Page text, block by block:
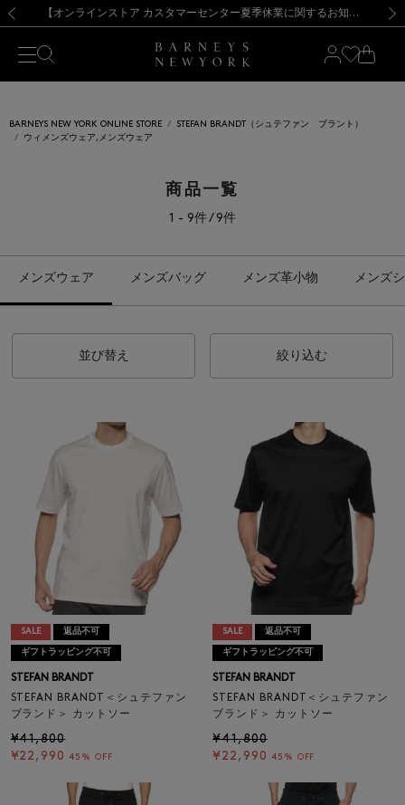
新規登録のお客様も対象！＜MY BARNEYS＞会員のお客様は11,000円（税込）以上のお買上げで常時送料無料！お買い物の際は会員登録を！
【夏季休業に伴う出荷一時停止のお知らせ】(2026.8.7) 【オンラインストア カスタマーセンター夏季休業に関するお知らせ】（2026.8.7）
【夏季休業に伴う返品・交換承り一時停止のお知らせ】（2026.8.5）
熊本県を中心とした地震の影響によるお荷物のお届けについて
【開催中】SUMMER SALEのご案内・ご注意事項 新規登録のお客様も対象！＜MY BARNEYS＞会員のお客様は11,000円（税込）以上のお買上げで常時送料無料！お買い物の際は会員登録を！
【夏季休業に伴う出荷一時停止のお知らせ】(2026.8.7)
BARNEYS NEW YORK ONLINE STORE
STEFAN BRANDT（シュテファン ブラント）
ウィメンズウェア,メンズウェア
商品一覧
1 - 9件 / 9件
メンズウェア メンズバッグ メンズ革小物 メンズ
並び替え 絞り込む
SALE 返品不可
ギフトラッピング不可
STEFAN BRANDT
STEFAN BRANDT＜シュテファン
ブランド＞ カットソー
¥41,800
¥22,990 45% OFF
SALE 返品不可
ギフトラッピング不可
STEFAN BRANDT
STEFAN BRANDT＜シュテファン
ブランド＞ カットソー
¥41,800
¥22,990 45% OFF